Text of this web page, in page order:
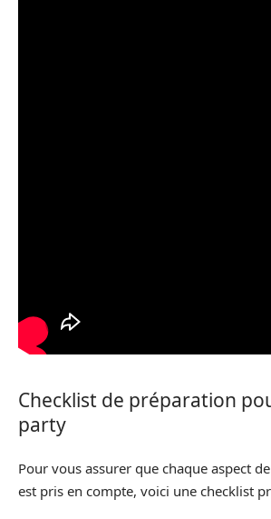
Checklist de préparation
party
Pour vous assurer que chaque aspect
est pris en compte, voici une checklist